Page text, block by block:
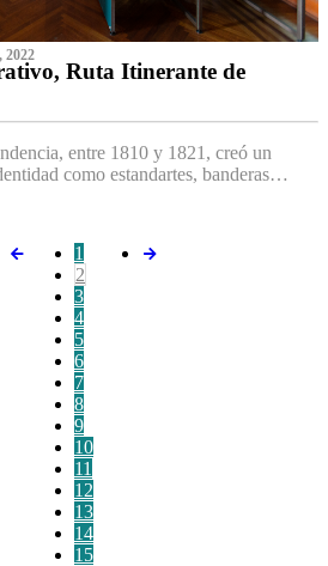
2022
Ruta Itinerante de
entre 1810 y 1821, creó un
como estandartes, banderas…
1
2
3
4
5
6
7
8
9
10
11
12
13
14
15